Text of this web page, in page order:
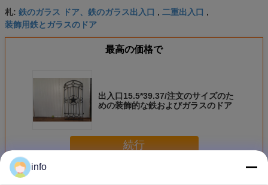
札: 鉄のガラス ドア、鉄のガラス出入口 , 二重出入口 ,
装飾用鉄とガラスのドア
最高の価格で
出入口15.5*39.37/注文のサイズのた
めの装飾的な鉄およびガラスのドア
続行
多く錬鉄ガラス
info